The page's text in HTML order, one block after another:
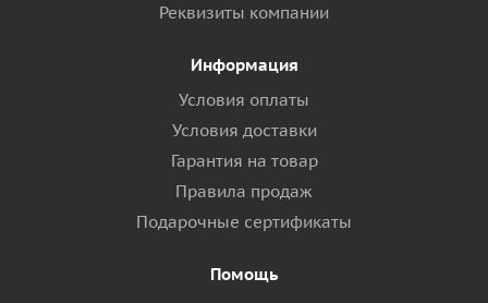
Реквизиты компании
Информация
Условия оплаты
Условия доставки
Гарантия на товар
Правила продаж
Подарочные сертификаты
Помощь